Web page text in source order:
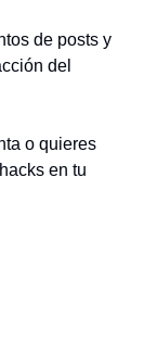
de posts y
del
o quieres
en tu